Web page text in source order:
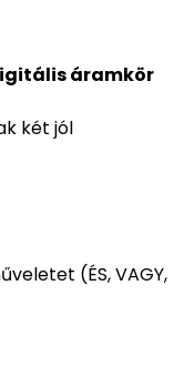
áramkör
két jól
(ÉS, VAGY,